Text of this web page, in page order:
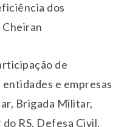
dos
de
e empresas
Brigada Militar,
RS, Defesa Civil,